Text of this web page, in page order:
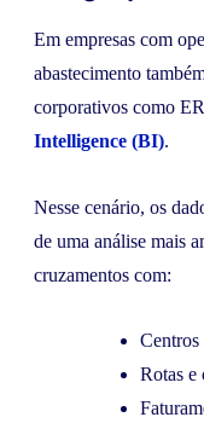
Em empresas com
abastecimento
corporativos como
Intelligence (BI).
Nesse cenário, os
de uma análise mais
cruzamentos com:
Centros
Rotas e